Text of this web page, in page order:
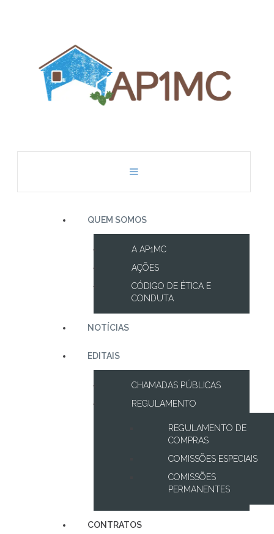
QUEM SOMOS
A AP1MC
AÇÕES
CÓDIGO DE ÉTICA E
CONDUTA
NOTÍCIAS
EDITAIS
CHAMADAS PÚBLICAS
REGULAMENTO
REGULAMENTO DE
COMPRAS
COMISSÕES ESPECIAIS
COMISSÕES
PERMANENTES
CONTRATOS